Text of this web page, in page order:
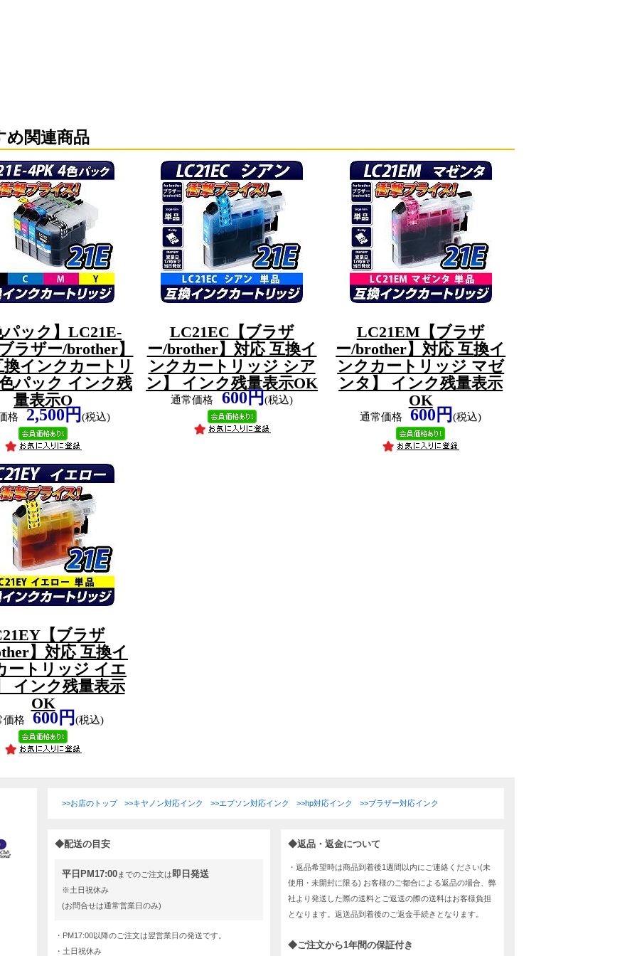
め関連商品
パック】LC21E-
ラザー/brother】
換インクカートリ
パック インク残
量表示O
格 2,500円(税込)
LC21EC【ブラザ
ー/brother】対応 互換イ
ンクカートリッジ シア
ン】 インク残量表示OK
通常価格 600円(税込)
LC21EM【ブラザ
ー/brother】対応 互換イ
ンクカートリッジ マゼ
ンタ】 インク残量表示
OK
通常価格 600円(税込)
【ブラザ
】対応 互換イ
ートリッジ イエ
インク残量表示
OK
価格 600円(税込)